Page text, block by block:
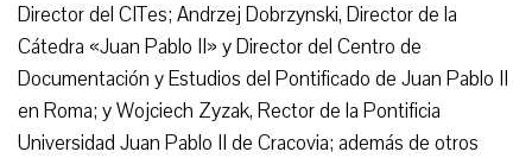
Director del CITes; Andrzej Dobrzynski, Director de la
Cátedra «Juan Pablo II» y Director del Centro de
Documentación y Estudios del Pontificado de Juan Pablo II
en Roma; y Wojciech Zyzak, Rector de la Pontificia
Universidad Juan Pablo II de Cracovia; además de otros